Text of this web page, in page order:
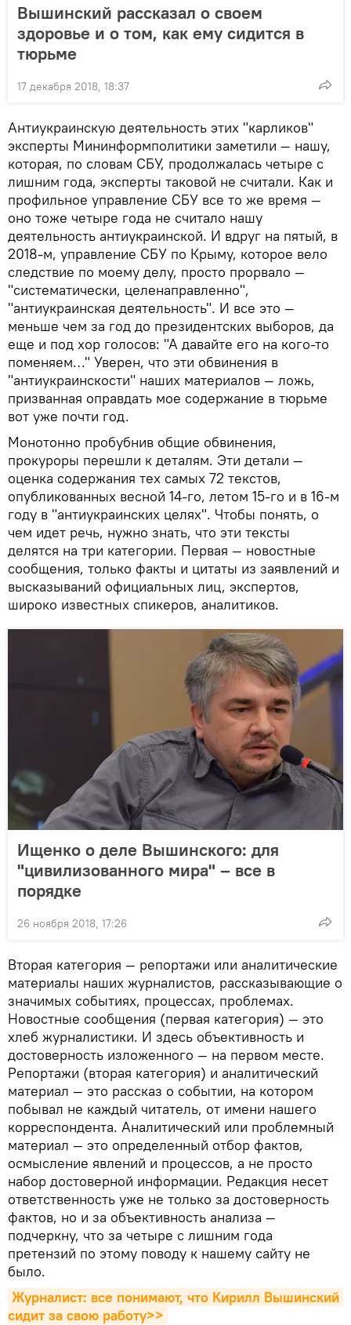
Вышинский рассказал о своем
здоровье и о том, как ему сидится в
тюрьме
17 декабря 2018, 18:37
Антиукраинскую деятельность этих "карликов"
эксперты Мининформполитики заметили — нашу,
которая, по словам СБУ, продолжалась четыре с
лишним года, эксперты таковой не считали. Как и
профильное управление СБУ все то же время —
оно тоже четыре года не считало нашу
деятельность антиукраинской. И вдруг на пятый, в
2018-м, управление СБУ по Крыму, которое вело
следствие по моему делу, просто прорвало —
"систематически, целенаправленно",
"антиукраинская деятельность". И все это —
меньше чем за год до президентских выборов, да
еще и под хор голосов: "А давайте его на кого-то
поменяем…" Уверен, что эти обвинения в
"антиукраинскости" наших материалов — ложь,
призванная оправдать мое содержание в тюрьме
вот уже почти год.
Монотонно пробубнив общие обвинения,
прокуроры перешли к деталям. Эти детали —
оценка содержания тех самых 72 текстов,
опубликованных весной 14-го, летом 15-го и в 16-м
году в "антиукраинских целях". Чтобы понять, о
чем идет речь, нужно знать, что эти тексты
делятся на три категории. Первая — новостные
сообщения, только факты и цитаты из заявлений и
высказываний официальных лиц, экспертов,
широко известных спикеров, аналитиков.
Ищенко о деле Вышинского: для
"цивилизованного мира" – все в
порядке
26 ноября 2018, 17:26
Вторая категория — репортажи или аналитические
материалы наших журналистов, рассказывающие о
значимых событиях, процессах, проблемах.
Новостные сообщения (первая категория) — это
хлеб журналистики. И здесь объективность и
достоверность изложенного — на первом месте.
Репортажи (вторая категория) и аналитический
материал — это рассказ о событии, на котором
побывал не каждый читатель, от имени нашего
корреспондента. Аналитический или проблемный
материал — это определенный отбор фактов,
осмысление явлений и процессов, а не просто
набор достоверной информации. Редакция несет
ответственность уже не только за достоверность
фактов, но и за объективность анализа —
подчеркну, что за четыре с лишним года
претензий по этому поводу к нашему сайту не
было.
Журналист: все понимают, что Кирилл Вышинский
сидит за свою работу>>